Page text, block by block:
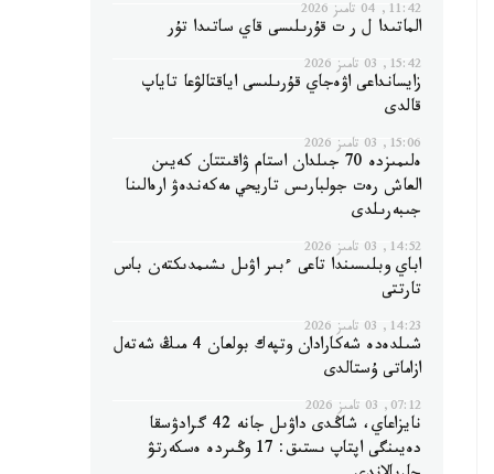
11:42, 04 تامىز 2026
الماتىدا ل ر ت قۇرىلىسى قاي ساتىدا تۇر
15:42, 03 تامىز 2026
زايسانداعى اۋەجاي قۇرىلىسى اياقتالۋعا تاياپ
قالدى
15:06, 03 تامىز 2026
ەلىمىزدە 70 جىلدان استام ۋاقىتتان كەيىن
العاش رەت جولبارىس تاريحي مەكەندەۋ ارەالىنا
جىبەرىلدى
14:52, 03 تامىز 2026
اباي وبلىسىندا تاعى ءبىر اۋىل ىشىمدىكتەن باس
تارتتى
14:23, 03 تامىز 2026
شىلدەدە شەكارادان وتپەك بولعان 4 مىڭ شەتەل
ازاماتى ۇستالدى
07:12, 03 تامىز 2026
نايزاعاي، شاڭدى داۋىل جانە 42 گرادۋسقا
دەيىنگى اپتاپ ىستىق: 17 وڭىردە ەسكەرتۋ